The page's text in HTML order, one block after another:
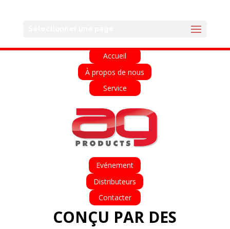
Accueil
À propos de nous
Service
Evénement
Distributeurs
Contacter
CONÇU PAR DES